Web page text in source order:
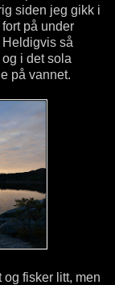
siden jeg gikk i
på under
Heldigvis så
i det sola
på vannet.
fisker litt, men